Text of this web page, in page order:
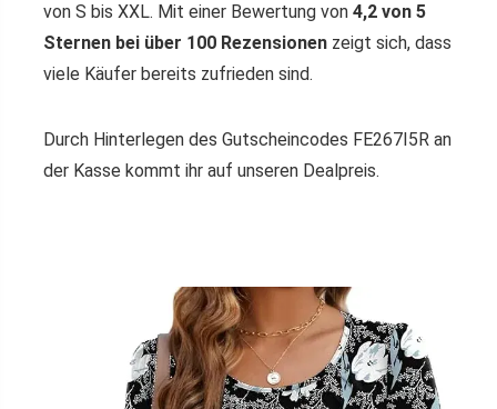
von S bis XXL. Mit einer Bewertung von 4,2 von 5
Sternen bei über 100 Rezensionen zeigt sich, dass
viele Käufer bereits zufrieden sind.
Durch Hinterlegen des Gutscheincodes FE267I5R an
der Kasse kommt ihr auf unseren Dealpreis.